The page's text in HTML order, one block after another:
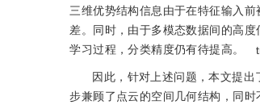
三维优势结构信息由于在特征输入
差。同时，由于多模态数据间的高
学习过程，分类精度仍有待提高。
因此，针对上述问题，本文提
步兼顾了点云的空间几何结构，同